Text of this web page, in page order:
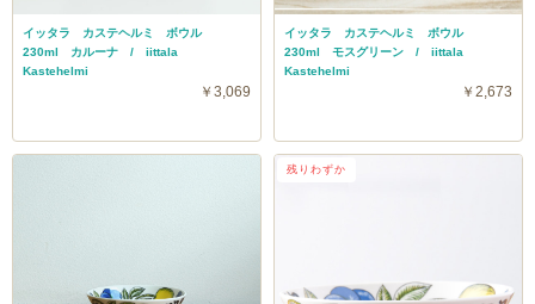
イッタラ カステヘルミ ボウル
230ml カルーナ / iittala
Kastehelmi
￥3,069
イッタラ カステヘルミ ボウル
230ml モスグリーン / iittala
Kastehelmi
￥2,673
残りわずか